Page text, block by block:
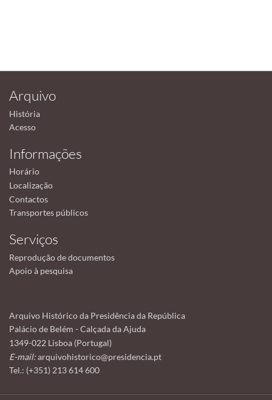
Arquivo
História
Acesso
Informações
Horário
Localização
Contactos
Transportes públicos
Serviços
Reprodução de documentos
Apoio à pesquisa
Arquivo Histórico da Presidência da República
Palácio de Belém - Calçada da Ajuda
1349-022 Lisboa (Portugal)
E-mail:arquivohistorico@presidencia.pt
Tel.: (+351) 213 614 600